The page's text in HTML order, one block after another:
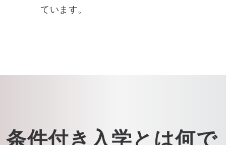
ています。
条件付き入学とは何で